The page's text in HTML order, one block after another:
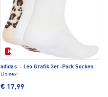
Neu
adidas · Leo Grafik 3er-Pack Socken
Unisex
€ 17,99